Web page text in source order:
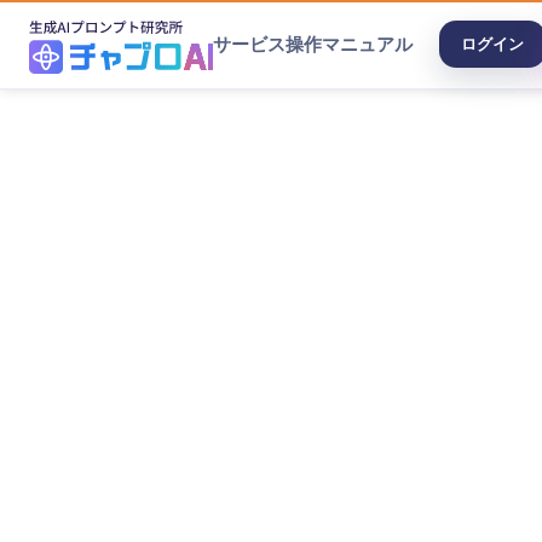
サービス操作マニュアル ログイン